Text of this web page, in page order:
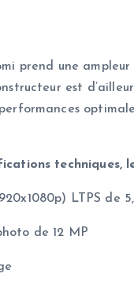
prend une
est
techniques,
LTPS de
de 12 MP